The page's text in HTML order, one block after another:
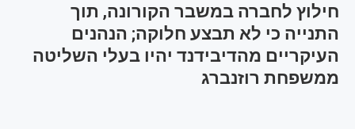
חילוץ לחברה במשבר הקורונה, תוך
התנייה כי לא תבצע חלוקה; הנהנים
העיקריים מהדיבידנד יהיו בעלי השליטה
ממשפחת רוזנברג